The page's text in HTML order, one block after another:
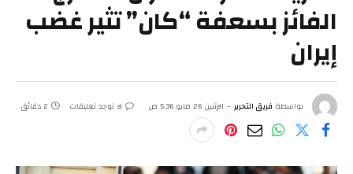
الفائز بسعفة “كان” تثير غضب
إيران
بواسطة فريق التحرير الإثنين 26 مايو 5:36 ص لا توجد تعليقات 2 دقائق